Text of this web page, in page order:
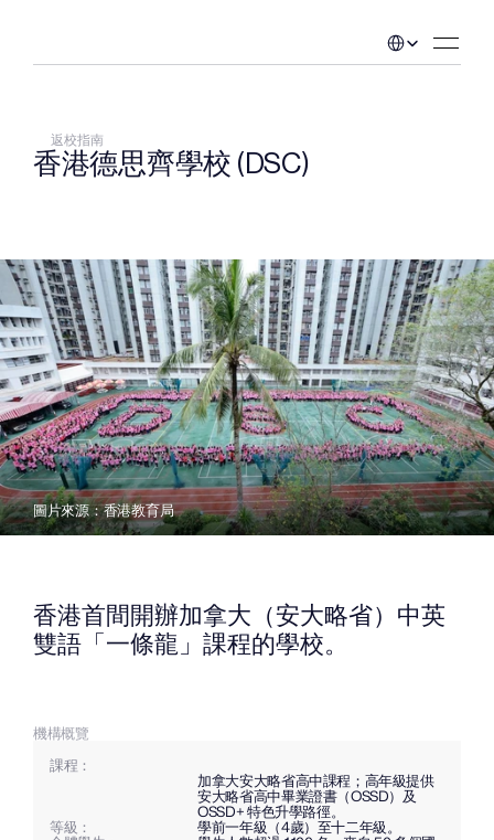
返校指南
香港德思齊學校 (DSC)
圖片來源：香港教育局
香港首間開辦加拿大（安大略省）中英
雙語「一條龍」課程的學校。
機構概覽
課程：
加拿大安大略省高中課程；高年級提供
安大略省高中畢業證書（OSSD）及
OSSD+ 特色升學路徑。
等級： 學前一年級（4歲）至十二年級。